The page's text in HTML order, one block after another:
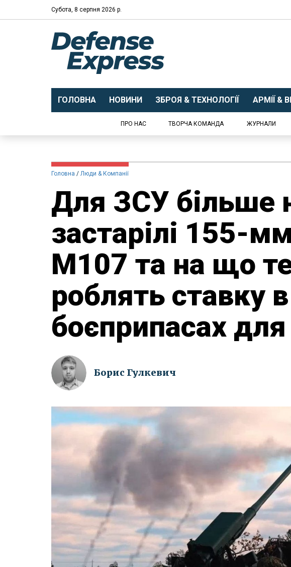
Субота, 8 серпня 2026 р.
ГОЛОВНА НОВИНИ ЗБРОЯ & ТЕХНОЛОГІЇ АРМІЇ &
ПРО НАС ТВОРЧА КОМАНДА ЖУРНАЛИ
Головна Люди & Компанії
Для ЗСУ більше
застарілі 155-
M107 та на що
роблять ставку в
боєприпасах для
Борис Гулкевич